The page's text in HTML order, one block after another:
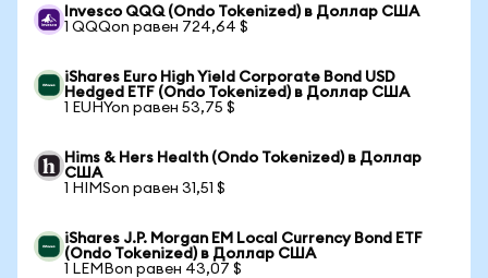
Invesco QQQ (Ondo Tokenized) в Доллар США
1 QQQon равен 724,64 $
iShares Euro High Yield Corporate Bond USD
Hedged ETF (Ondo Tokenized) в Доллар США
1 EUHYon равен 53,75 $
Hims & Hers Health (Ondo Tokenized) в Доллар
США
1 HIMSon равен 31,51 $
iShares J.P. Morgan EM Local Currency Bond ETF
(Ondo Tokenized) в Доллар США
1 LEMBon равен 43,07 $